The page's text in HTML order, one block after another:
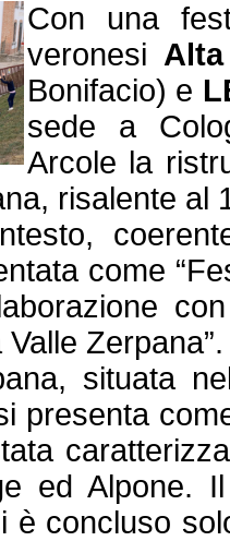
Con una
veronesi
Bonifacio) e
sede a
Arcole la
risalente al
come
Zerpana”.
situata
presenta
ed Alpone.
è concluso